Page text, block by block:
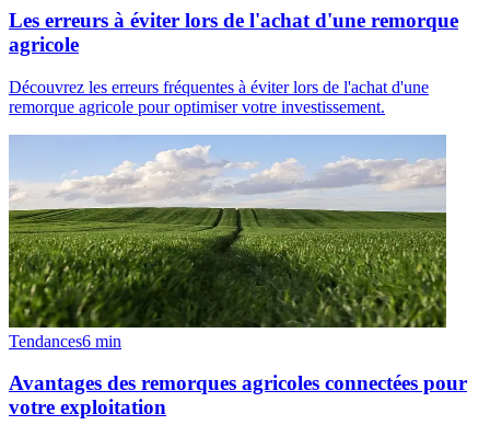
Les erreurs à éviter lors de l'achat d'une remorque
agricole
Découvrez les erreurs fréquentes à éviter lors de l'achat d'une
remorque agricole pour optimiser votre investissement.
Tendances6 min
Avantages des remorques agricoles connectées pour
votre exploitation